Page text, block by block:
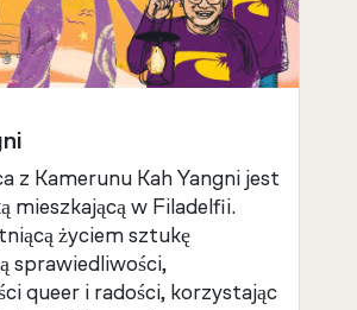
z Kamerunu Kah Yangni jest
mieszkającą w Filadelfii.
życiem sztukę
sprawiedliwości,
queer i radości, korzystając